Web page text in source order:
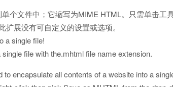
个文件中；它缩写为MIME HTML。只需单击工
展没有可自定义的设置或选项。
a single file!
file with the.mhtml file name extension.
encapsulate all contents of a website into a